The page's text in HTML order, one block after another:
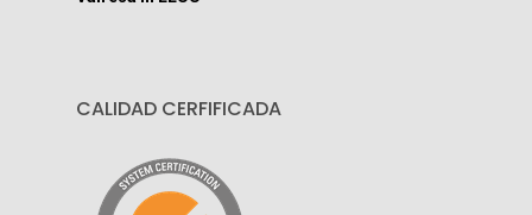
CALIDAD CERFIFICADA